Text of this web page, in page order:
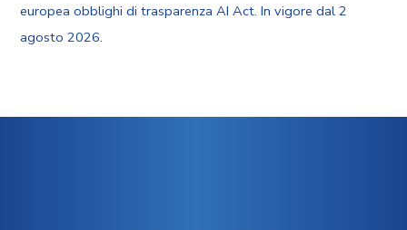
europea obblighi di trasparenza AI Act. In vigore dal 2
agosto 2026.